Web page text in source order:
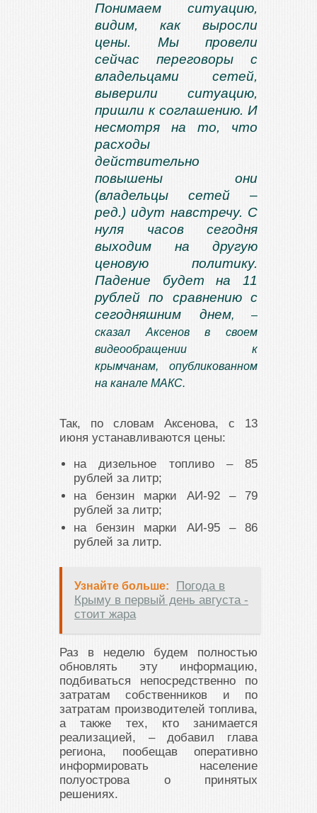
Понимаем ситуацию,
видим, как выросли
цены. Мы провели
сейчас переговоры с
владельцами сетей,
выверили ситуацию,
пришли к соглашению. И
несмотря на то, что
расходы
действительно
повышены они
(владельцы сетей –
ред.) идут навстречу. С
нуля часов сегодня
выходим на другую
ценовую политику.
Падение будет на 11
рублей по сравнению с
сегодняшним днем, –
сказал Аксенов в своем
видеообращении к
крымчанам, опубликованном
на канале МАКС.
Так, по словам Аксенова, с 13
июня устанавливаются цены:
на дизельное топливо – 85
рублей за литр;
на бензин марки АИ-92 – 79
рублей за литр;
на бензин марки АИ-95 – 86
рублей за литр.
Узнайте больше:
Погода в
Крыму в первый день августа -
стоит жара
Раз в неделю будем полностью
обновлять эту информацию,
подбиваться непосредственно по
затратам собственников и по
затратам производителей топлива,
а также тех, кто занимается
реализацией, – добавил глава
региона, пообещав оперативно
информировать население
полуострова о принятых
решениях.